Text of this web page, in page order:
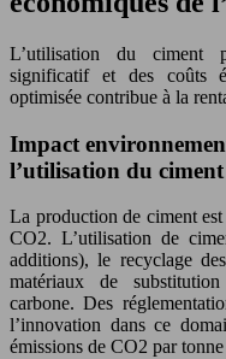
L’utilisation du ciment
significatif et des coûts
optimisée contribue à la
Impact
l’utilisation du ciment
La production de ciment
CO2. L’utilisation de
additions), le recyclage
matériaux de
carbone. Des
l’innovation dans ce
émissions de CO2 par